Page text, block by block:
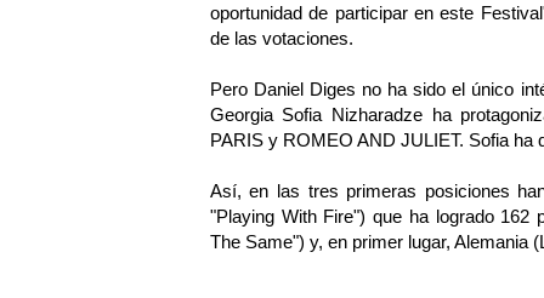
oportunidad de participar en este
de las votaciones.
Pero Daniel Diges no ha sido el único
Georgia Sofia Nizharadze ha
PARIS y ROMEO AND JULIET. Sofia ha
Así, en las tres primeras posiciones
"Playing With Fire") que ha logrado 162
The Same") y, en primer lugar, Alemania